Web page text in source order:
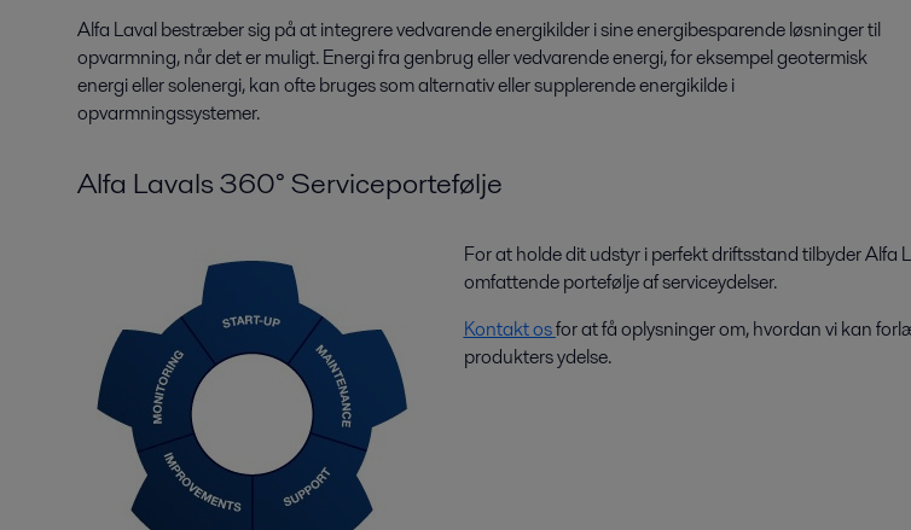
Alfa Laval bestræber sig på at integrere vedvarende energikilder i sine energibesparende løsninger til
opvarmning, når det er muligt. Energi fra genbrug eller vedvarende energi, for eksempel geotermisk
energi eller solenergi, kan ofte bruges som alternativ eller supplerende energikilde i
opvarmningssystemer.
Alfa Lavals 360° Serviceportefølje
For at holde dit udstyr i perfekt driftsstand tilbyder Alfa
omfattende portefølje af serviceydelser.
Kontakt osfor at få oplysninger om, hvordan vi kan
produkters ydelse.